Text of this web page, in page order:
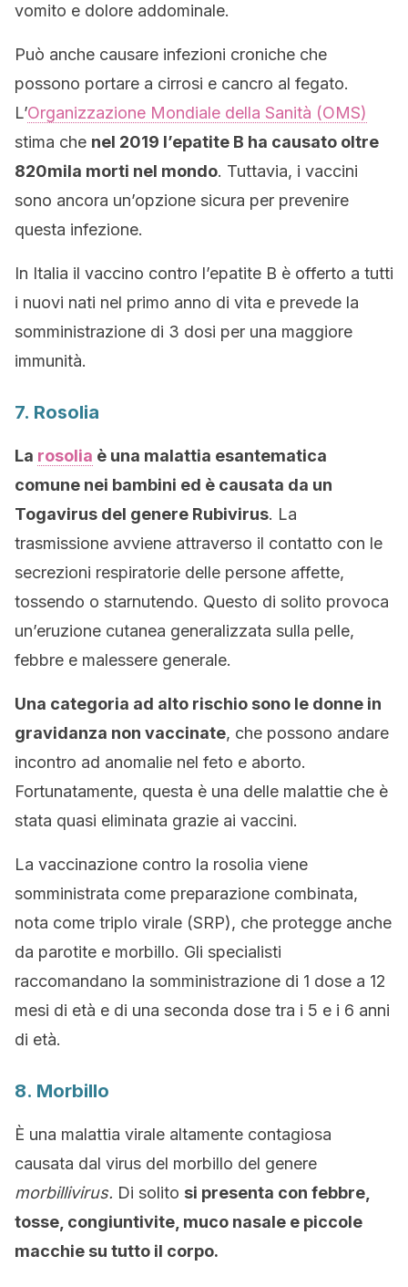
vomito e dolore addominale.
Può anche causare infezioni croniche che
possono portare a cirrosi e cancro al fegato.
L’Organizzazione Mondiale della Sanità (OMS)
stima che nel 2019 l’epatite B ha causato oltre
820mila morti nel mondo. Tuttavia, i vaccini
sono ancora un’opzione sicura per prevenire
questa infezione.
In Italia il vaccino contro l’epatite B è offerto a tutti
i nuovi nati nel primo anno di vita e prevede la
somministrazione di 3 dosi per una maggiore
immunità.
7. Rosolia
La rosolia è una malattia esantematica
comune nei bambini ed è causata da un
Togavirus del genere Rubivirus. La
trasmissione avviene attraverso il contatto con le
secrezioni respiratorie delle persone affette,
tossendo o starnutendo. Questo di solito provoca
un’eruzione cutanea generalizzata sulla pelle,
febbre e malessere generale.
Una categoria ad alto rischio sono le donne in
gravidanza non vaccinate, che possono andare
incontro ad anomalie nel feto e aborto.
Fortunatamente, questa è una delle malattie che è
stata quasi eliminata grazie ai vaccini.
La vaccinazione contro la rosolia viene
somministrata come preparazione combinata,
nota come triplo virale (SRP), che protegge anche
da parotite e morbillo. Gli specialisti
raccomandano la somministrazione di 1 dose a 12
mesi di età e di una seconda dose tra i 5 e i 6 anni
di età.
8. Morbillo
È una malattia virale altamente contagiosa
causata dal virus del morbillo del genere
morbillivirus. Di solito si presenta con febbre,
tosse, congiuntivite, muco nasale e piccole
macchie su tutto il corpo.